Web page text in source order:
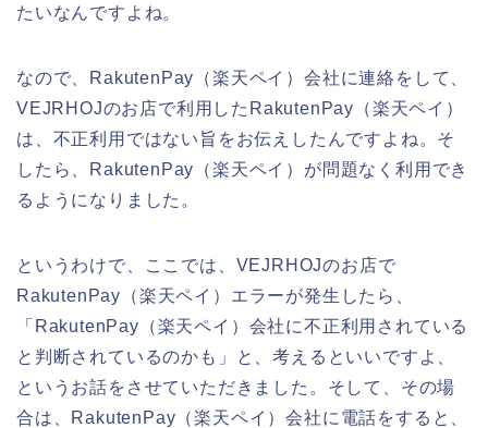
たいなんですよね。
なので、RakutenPay（楽天ペイ）会社に連絡をして、
VEJRHOJのお店で利用したRakutenPay（楽天ペイ）
は、不正利用ではない旨をお伝えしたんですよね。そ
したら、RakutenPay（楽天ペイ）が問題なく利用でき
るようになりました。
というわけで、ここでは、VEJRHOJのお店で
RakutenPay（楽天ペイ）エラーが発生したら、
「RakutenPay（楽天ペイ）会社に不正利用されている
と判断されているのかも」と、考えるといいですよ、
というお話をさせていただきました。そして、その場
合は、RakutenPay（楽天ペイ）会社に電話をすると、